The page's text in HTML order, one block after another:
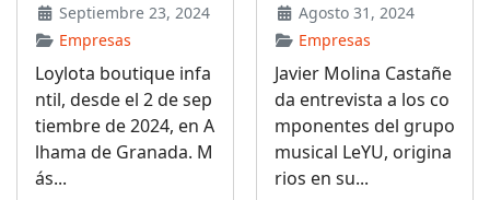
Septiembre 23, 2024
Empresas
Loylota boutique infa
ntil, desde el 2 de sep
tiembre de 2024, en A
lhama de Granada. M
ás...
Agosto 31, 2024
Empresas
Javier Molina Castañe
da entrevista a los co
mponentes del grupo
musical LeYU, origina
rios en su...